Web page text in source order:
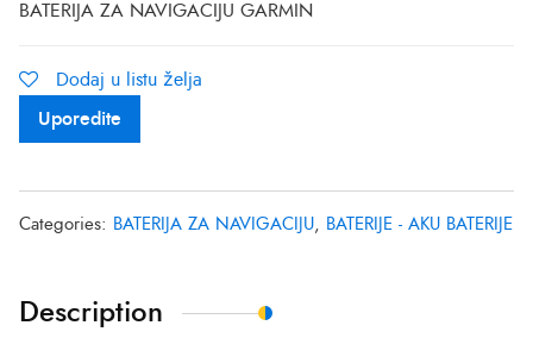
BATERIJA ZA NAVIGACIJU GARMIN
Dodaj u listu želja
Uporedite
Categories: BATERIJA ZA NAVIGACIJU, BATERIJE - AKU BATERIJE
Description